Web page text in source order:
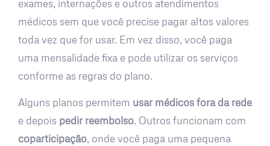
exames, internações e outros atendimentos
médicos sem que você precise pagar altos valores
toda vez que for usar. Em vez disso, você paga
uma mensalidade fixa e pode utilizar os serviços
conforme as regras do plano.
Alguns planos permitem usar médicos fora da rede
e depois pedir reembolso. Outros funcionam com
coparticipação, onde você paga uma pequena